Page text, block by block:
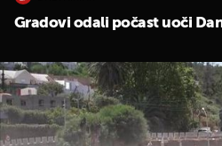
Gradovi odali počast uoči